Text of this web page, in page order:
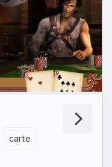
carte